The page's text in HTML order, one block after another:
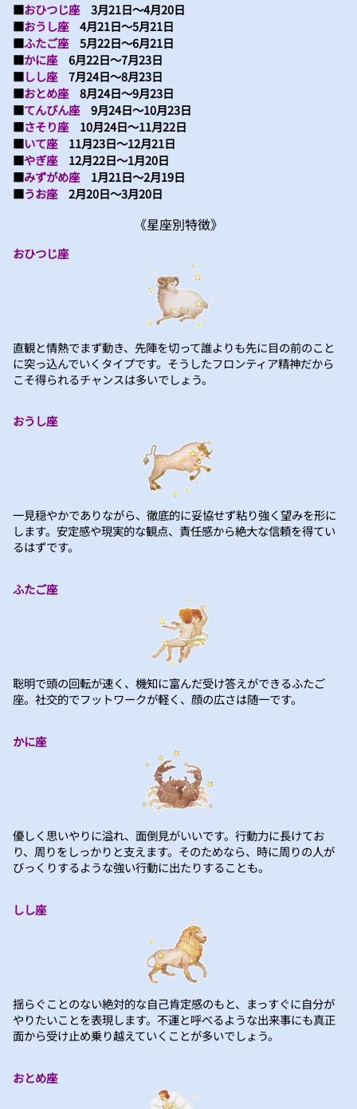
■おひつじ座3月21日～4月20日
■おうし座4月21日～5月21日
■ふたご座5月22日～6月21日
■かに座6月22日～7月23日
■しし座7月24日～8月23日
■おとめ座8月24日～9月23日
■てんびん座9月24日～10月23日
■さそり座10月24日～11月22日
■いて座11月23日～12月21日
■やぎ座12月22日～1月20日
■みずがめ座1月21日～2月19日
■うお座2月20日～3月20日
《星座別特徴》
おひつじ座
直観と情熱でまず動き、先陣を切って誰よりも先に目の前のこと
に突っ込んでいくタイプです。そうしたフロンティア精神だから
こそ得られるチャンスは多いでしょう。
おうし座
一見穏やかでありながら、徹底的に妥協せず粘り強く望みを形に
します。安定感や現実的な観点、責任感から絶大な信頼を得てい
るはずです。
ふたご座
聡明で頭の回転が速く、機知に富んだ受け答えができるふたご
座。社交的でフットワークが軽く、顔の広さは随一です。
かに座
優しく思いやりに溢れ、面倒見がいいです。行動力に長けてお
り、周りをしっかりと支えます。そのためなら、時に周りの人が
びっくりするような強い行動に出たりすることも。
しし座
揺らぐことのない絶対的な自己肯定感のもと、まっすぐに自分が
やりたいことを表現します。不運と呼べるような出来事にも真正
面から受け止め乗り越えていくことが多いでしょう。
おとめ座